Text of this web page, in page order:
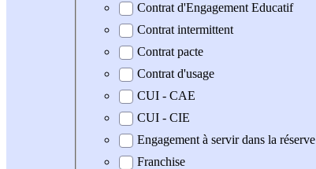
Contrat d'Engagement Educatif
Contrat intermittent
Contrat pacte
Contrat d'usage
CUI - CAE
CUI - CIE
Engagement à servir dans la réserve
Franchise